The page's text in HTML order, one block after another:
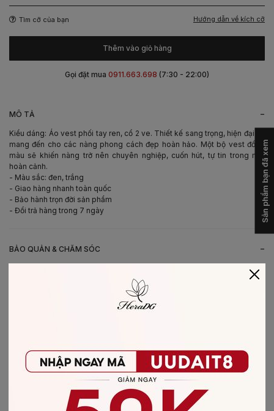
MÔ TẢ -
Kiểu dáng: Áo vest phối tay ren, cổ 2 ve. Thiết kế sang trọng, hiện đại sẽ
mang đến cho các nàng phong cách đẹp hoàn hảo. Một bộ vest đồng
màu sẽ khiến nàng trở nên chuyên nghiệp, cuốn hút, tự tin trong mọi
hoàn cảnh.
- Màu sắc: đen, trắng
- Giao hàng nhanh toàn quốc
- Bảo hành trọn đời sản phẩm
- Đổi trả hàng trong 7 ngày
BẢO QUẢN & CHĂM SÓC -
- Không giặt sản phẩm với thuốc tẩy có chứa Clo
- Không nên giặt chung các sản phẩm khác màu với nhau
- Ủi ở nhiệt độ thấp, nên lật mặt trái sản phẩm, không ủi trực tiếp lên hình
CHẤT LIỆU SẢN PHẨM
vải Tuytsi
Tìm cỡ của bạn Hướng dẫn về kích cỡ
Thêm vào giỏ hàng
Gọi đặt mua 0911.663.698 (7:30 - 22:00)
Sản phẩm bạn đã xem